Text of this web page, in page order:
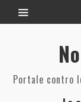
Portale contro